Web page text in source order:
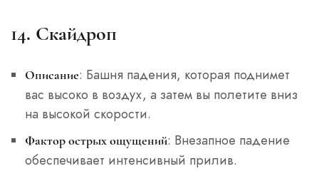
14. Скайдроп
Описание: Башня падения, которая поднимет
вас высоко в воздух, а затем вы полетите вниз
на высокой скорости.
Фактор острых ощущений: Внезапное падение
обеспечивает интенсивный прилив.